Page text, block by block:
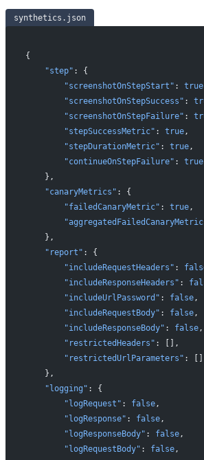
synthetics.json
{
    "step"
: {
        "screenshotOnStepStart"
: true
        "screenshotOnStepSuccess"
:
        "screenshotOnStepFailure"
:
        "stepSuccessMetric"
: true,
        "stepDurationMetric"
: true,
        "continueOnStepFailure"
: true
    },
    "canaryMetrics"
: {
        "failedCanaryMetric"
: true,
    },
    "report"
: {
        "includeRequestHeaders"
:
        "includeResponseHeaders"
:
        "includeUrlPassword"
: false,
        "includeRequestBody"
: false,
        "includeResponseBody"
: false,
        "restrictedHeaders"
: [],
        "restrictedUrlParameters"
: []
    },
    "logging"
: {
        "logRequest"
: false,
        "logResponse"
: false,
        "logResponseBody"
: false,
        "logRequestBody"
: false,